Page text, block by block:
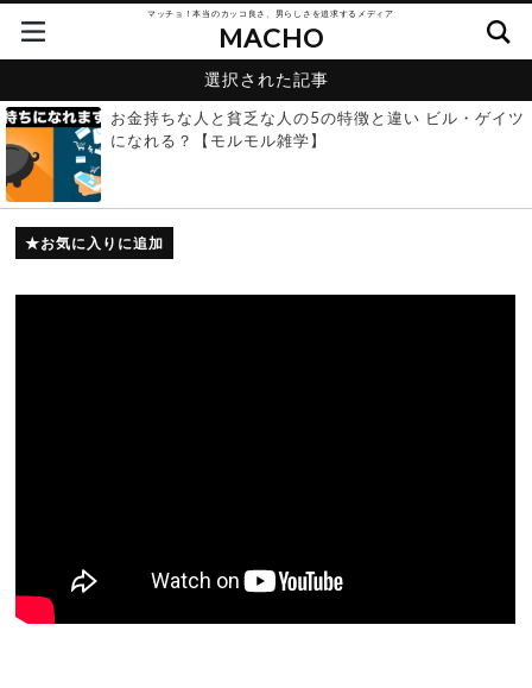
マッチョ！本当のカッコ良さ、男らしさを追求するメディア
MACHO
選択された記事
お金持ちな人と貧乏な人の5の特徴と違い ビル・ゲイツ
になれる？【モルモル雑学】
お気に入りに追加